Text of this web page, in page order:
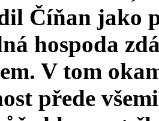
Číňan jako
hospoda
V tom
přede